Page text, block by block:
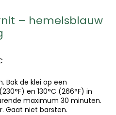
– hemelsblauw
Bak de klei op een
en 130°C (266°F) in
maximum 30 minuten.
Gaat niet barsten.